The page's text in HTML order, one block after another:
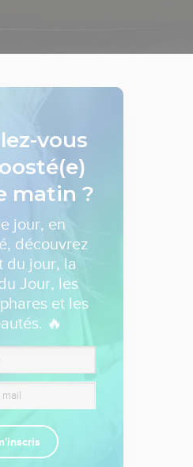
vous
matin ?
jour, en
découvrez
du jour, la
Jour, les
et les
🔥